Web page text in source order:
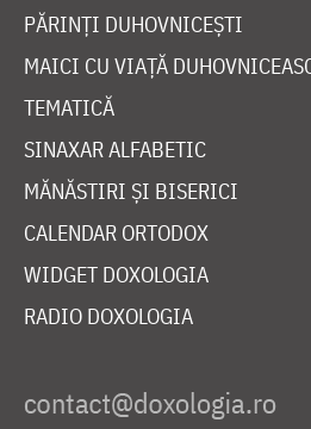
PĂRINȚI DUHOVNICEȘTI
MAICI CU VIAȚĂ
TEMATICĂ
SINAXAR ALFABETIC
MĂNĂSTIRI ȘI BISERICI
CALENDAR ORTODOX
WIDGET DOXOLOGIA
RADIO DOXOLOGIA